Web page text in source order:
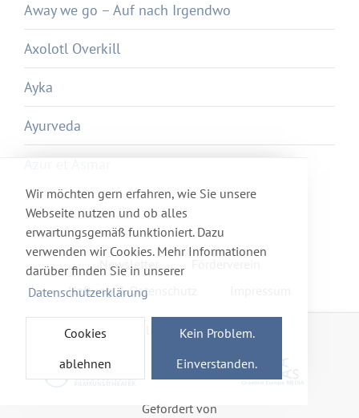
Wir möchten gern erfahren, wie Sie unsere
Webseite nutzen und ob alles
erwartungsgemäß funktioniert. Dazu
verwenden wir Cookies. Mehr Informationen
darüber finden Sie in unserer
Datenschutzerklärung
Cookies
ablehnen
Kein Problem.
Einverstanden.
Away we go – Auf nach Irgendwo
Axolotl Overkill
Ayka
Ayurveda
Newsletter
Haftung & Datenschutz
Mitglied im Netzwerk
Gefördert von